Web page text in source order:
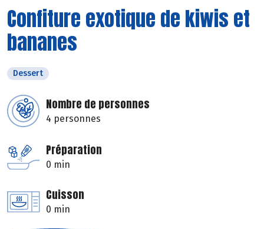
Confiture exotique de kiwis et
bananes
Dessert
Nombre de personnes
4 personnes
Préparation
0 min
Cuisson
0 min